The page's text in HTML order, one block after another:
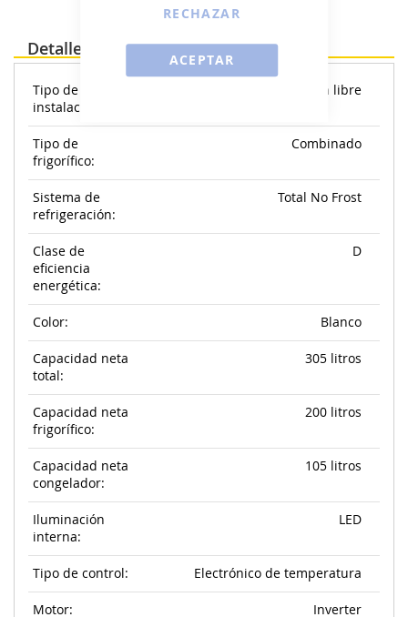
ACEPTAR
RECHAZAR
Detalles
Tipo de
instalación:
Instalación libre
Tipo de
frigorífico:
Combinado
Sistema de
refrigeración:
Total No Frost
Clase de
eficiencia
energética:
D
Color: Blanco
Capacidad neta
total:
305 litros
Capacidad neta
frigorífico:
200 litros
Capacidad neta
congelador:
105 litros
Iluminación
interna:
LED
Tipo de control: Electrónico de temperatura
Motor: Inverter